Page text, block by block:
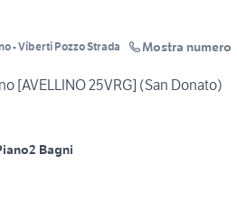
- Viberti Pozzo Strada Mostra numero
[AVELLINO 25VRG] (San Donato)
2 Bagni